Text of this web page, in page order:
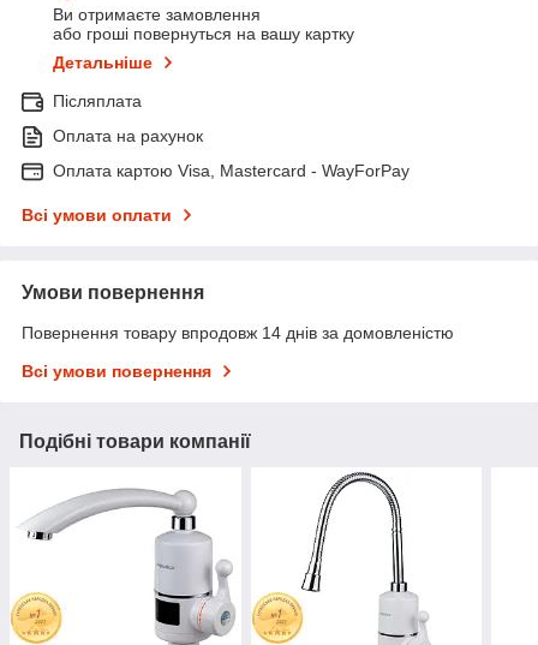
Ви отримаєте замовлення
або гроші повернуться на вашу картку
Детальніше
Післяплата
Оплата на рахунок
Оплата картою Visa, Mastercard - WayForPay
Всі умови оплати
Умови повернення
Повернення товару впродовж 14 днів за домовленістю
Всі умови повернення
Подібні товари компанії